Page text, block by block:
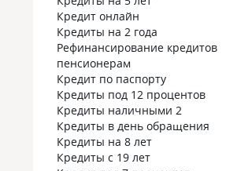
Кредит онлайн
Кредиты на 2 года
Рефинансирование кредитов
пенсионерам
Кредит по паспорту
Кредиты под 12 процентов
Кредиты наличными 2
Кредиты в день обращения
Кредиты на 8 лет
Кредиты с 19 лет